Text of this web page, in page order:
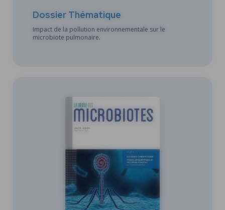
Dossier Thématique
Impact de la pollution environnementale sur le
microbiote pulmonaire.